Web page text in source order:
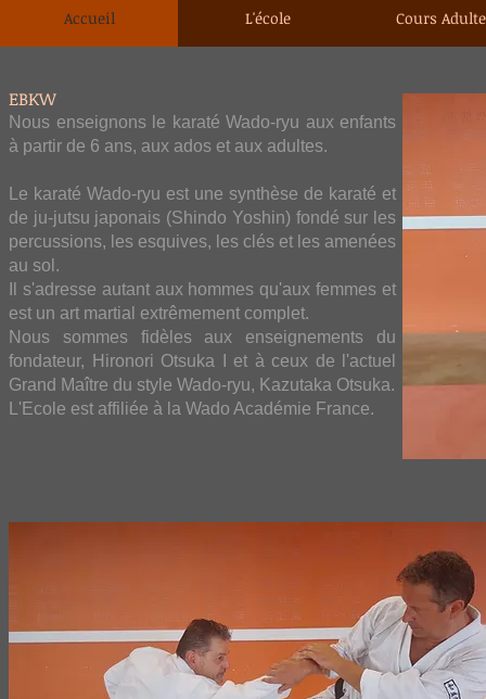
Accueil L'école Cours
EBKW
Nous enseignons le karaté Wado-ryu aux enfants
à partir de 6 ans, aux ados et aux adultes.
Le karaté Wado-ryu est une synthèse de karaté et
de ju-jutsu japonais (Shindo Yoshin) fondé sur les
percussions, les esquives, les clés et les amenées
au sol.
Il s'adresse autant aux hommes qu'aux femmes et
est un art martial extrêmement complet.​​
Nous sommes fidèles aux enseignements du
fondateur, Hironori Otsuka I et à ceux de l'actuel
Grand Maître du style Wado-ryu, Kazutaka Otsuka.​
L'Ecole est affiliée à la Wado Académie France.